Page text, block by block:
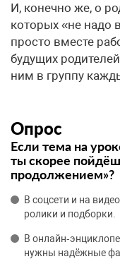
И, конечно же, о
которых «не надо
просто вместе
будущих
ним в группу
Опрос
Если тема на
ты скорее
продолжением»?
В соцсети и на
ролики и подборки.
В
нужны надёжные